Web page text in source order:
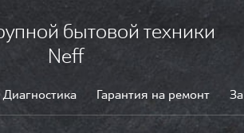
бытовой техники
Neff
Диагностика Гарантия на ремонт